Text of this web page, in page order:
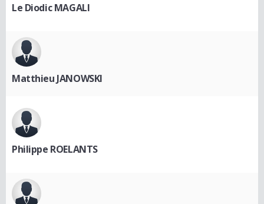
Le Diodic MAGALI
Matthieu JANOWSKI
Philippe ROELANTS